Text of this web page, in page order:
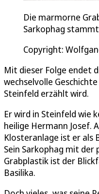
Die marmorne
Sarkophag
Copyright:
Mit dieser Folge endet
wechselvolle
Steinfeld erzählt wird.
Er wird in Steinfeld wie
heilige Hermann Josef.
Klosteranlage ist er als
Sein Sarkophag mit
Grabplastik ist der
Basilika.